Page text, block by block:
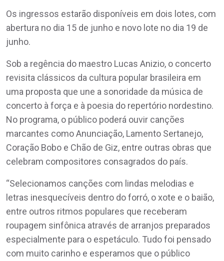
Os ingressos estarão disponíveis em dois lotes, com
abertura no dia 15 de junho e novo lote no dia 19 de
junho.
Sob a regência do maestro Lucas Anizio, o concerto
revisita clássicos da cultura popular brasileira em
uma proposta que une a sonoridade da música de
concerto à força e à poesia do repertório nordestino.
No programa, o público poderá ouvir canções
marcantes como Anunciação, Lamento Sertanejo,
Coração Bobo e Chão de Giz, entre outras obras que
celebram compositores consagrados do país.
“Selecionamos canções com lindas melodias e
letras inesquecíveis dentro do forró, o xote e o baião,
entre outros ritmos populares que receberam
roupagem sinfônica através de arranjos preparados
especialmente para o espetáculo. Tudo foi pensado
com muito carinho e esperamos que o público